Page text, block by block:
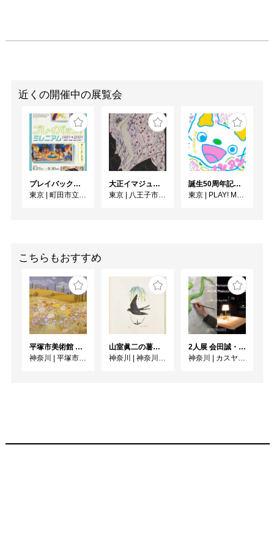
近くの開催中の展覧会
プレイバック！ミレニアム1991→2001 版画が／版画で越えた境界
東京
町田市立国際版画美術館
大正イマジュリィの世界
東京
八王子市夢美術館
誕生50周年記念 ノンタン ずっとともだち !!!
東京
PLAY! MUSEUM
こちらもおすすめ
平塚市美術館 特集展 花の表現、その多様性／特別展示 新収蔵品展
神奈川
平塚市美術館
山室眞二の薯（いも）版画〈かまくら博物誌〉/ 併陳 コレクション 暮らしの中で
神奈川
神奈川県立近代美術館 鎌倉別館
2人展 会田誠・岡田裕子
神奈川
カスヤの森現代美術館